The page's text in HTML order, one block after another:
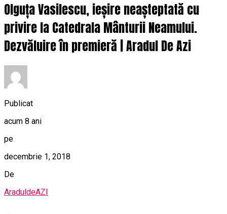
Olguța Vasilescu, ieșire neașteptată cu
privire la Catedrala Mânturii Neamului.
Dezvăluire în premieră | Aradul De Azi
Publicat
acum 8 ani
pe
decembrie 1, 2018
De
AraduldeAZI